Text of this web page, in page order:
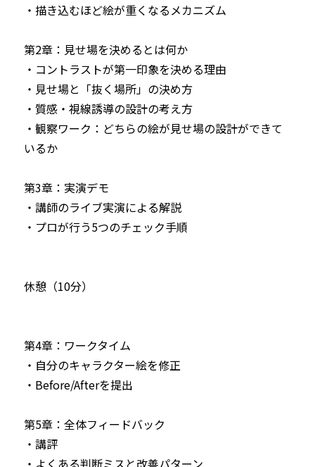
・描き込むほど絵が重くなるメカニズム
第2章：見せ場を決めるとは何か
・コントラストが第一印象を決める理由
・見せ場と「抜く場所」の決め方
・質感・視線誘導の設計の考え方
・観察ワーク：どちらの絵が見せ場の設計ができて
いるか
第3章：実演デモ
・講師のライブ実演による解説
・プロが行う5つのチェック手順
休憩（10分）
第4章：ワークタイム
・自分のキャラクター絵を修正
・Before/Afterを提出
第5章：全体フィードバック
・講評
・よくある判断ミスと改善パターン